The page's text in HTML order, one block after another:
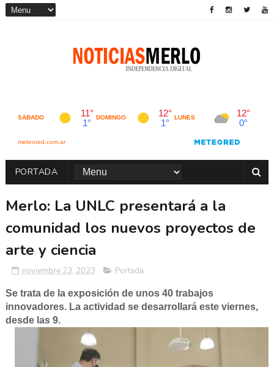
PORTADA
Merlo: La UNLC presentará a la
comunidad los nuevos proyectos de
arte y ciencia
noviembre 23, 2023 Portada
Se trata de la exposición de unos 40 trabajos
innovadores. La actividad se desarrollará este viernes,
desde las 9.